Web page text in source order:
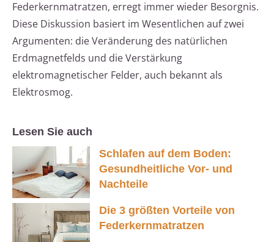
Federkernmatratzen, erregt immer wieder Besorgnis.
Diese Diskussion basiert im Wesentlichen auf zwei
Argumenten: die Veränderung des natürlichen
Erdmagnetfelds und die Verstärkung
elektromagnetischer Felder, auch bekannt als
Elektrosmog.
Lesen Sie auch
Schlafen auf dem Boden:
Gesundheitliche Vor- und
Nachteile
Die 3 größten Vorteile von
Federkernmatratzen